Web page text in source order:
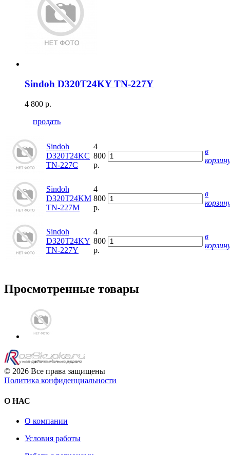
Sindoh D320T24KY TN-227Y
4 800 р.
продать
Sindoh
D320T24KC
TN-227C
4
800
р.
в
Sindoh
D320T24KM
TN-227M
4
800
р.
в
Sindoh
D320T24KY
TN-227Y
4
800
р.
в
Просмотренные товары
© 2026 Все права защищены
Политика конфиденциальности
О НАС
О компании
Условия работы